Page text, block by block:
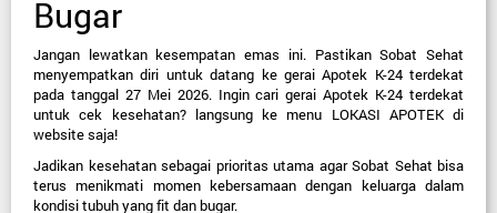
Bugar
Jangan lewatkan kesempatan emas ini. Pastikan Sobat Sehat
menyempatkan diri untuk datang ke gerai Apotek K-24 terdekat
pada tanggal 27 Mei 2026. Ingin cari gerai Apotek K-24 terdekat
untuk cek kesehatan? langsung ke menu LOKASI APOTEK di
website saja!
Jadikan kesehatan sebagai prioritas utama agar Sobat Sehat bisa
terus menikmati momen kebersamaan dengan keluarga dalam
kondisi tubuh yang fit dan bugar.